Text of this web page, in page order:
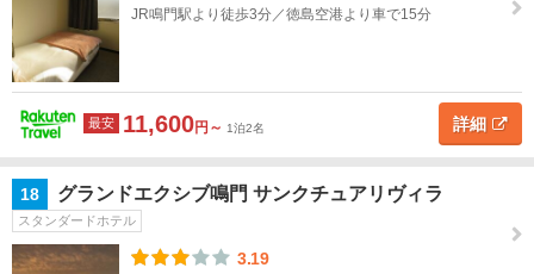
JR鳴門駅より徒歩3分／徳島空港より車で15分
最安 11,600円～ 1泊2名 詳細
18 グランドエクシブ鳴門 サンクチュアリヴィラ
スタンダードホテル
3.19